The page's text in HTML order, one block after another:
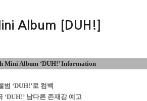
Album [DUH!]
Mini Album ‘DUH!’ Information
범 ‘DUH!’로 컴백
‘DUH!’ 남다른 존재감 예고